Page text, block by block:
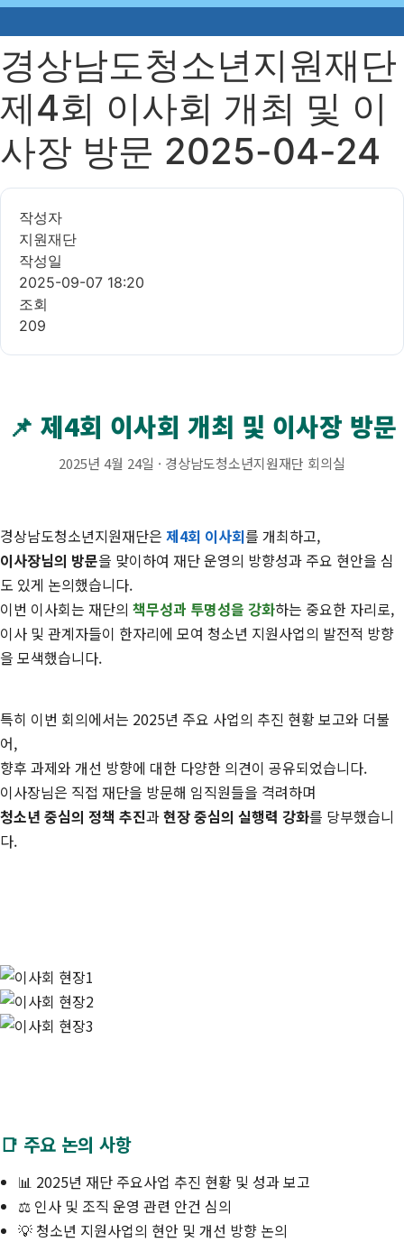
경상남도청소년지원재단
제4회 이사회 개최 및 이
사장 방문 2025-04-24
작성자
지원재단
작성일
2025-09-07 18:20
조회
209
📌 제4회 이사회 개최 및 이사장 방문
2025년 4월 24일 · 경상남도청소년지원재단 회의실
경상남도청소년지원재단은 제4회 이사회를 개최하고,
이사장님의 방문을 맞이하여 재단 운영의 방향성과 주요 현안을 심
도 있게 논의했습니다.
이번 이사회는 재단의 책무성과 투명성을 강화하는 중요한 자리로,
이사 및 관계자들이 한자리에 모여 청소년 지원사업의 발전적 방향
을 모색했습니다.
특히 이번 회의에서는 2025년 주요 사업의 추진 현황 보고와 더불
어,
향후 과제와 개선 방향에 대한 다양한 의견이 공유되었습니다.
이사장님은 직접 재단을 방문해 임직원들을 격려하며
청소년 중심의 정책 추진과현장 중심의 실행력 강화를 당부했습니
다.
📑 주요 논의 사항
📊 2025년 재단 주요사업 추진 현황 및 성과 보고
⚖️ 인사 및 조직 운영 관련 안건 심의
💡 청소년 지원사업의 현안 및 개선 방향 논의